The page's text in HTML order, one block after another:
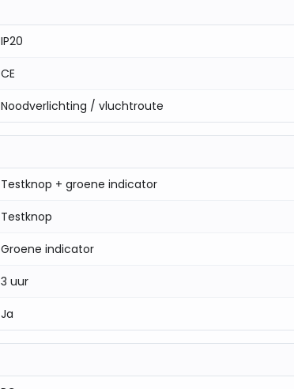
IP20
CE
Noodverlichting / vluchtroute
Testknop + groene indicator
Testknop
Groene indicator
3 uur
Ja